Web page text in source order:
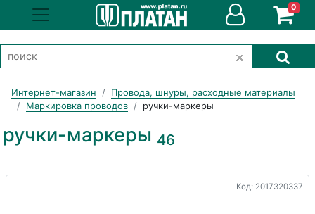
0
Интернет-магазин
Провода, шнуры, расходные материалы
Маркировка проводов
ручки-маркеры
ручки-маркеры 46
Код: 2017320337